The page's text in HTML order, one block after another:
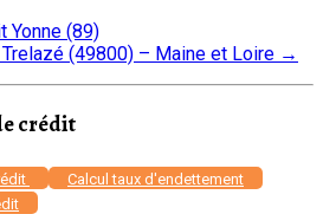
Yonne (89)
Trelazé (49800) – Maine et Loire →
crédit
Calcul taux d'endettement